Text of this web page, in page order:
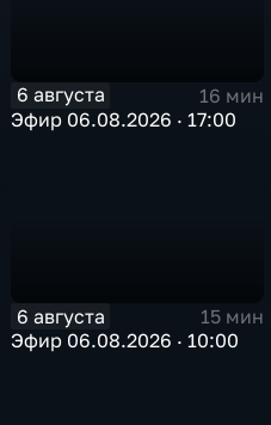
6 августа
16 мин
Эфир 06.08.2026 · 17:00
6 августа
15 мин
Эфир 06.08.2026 · 10:00